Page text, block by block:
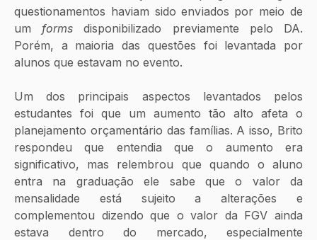
questionamentos haviam sido enviados por meio de
um forms disponibilizado previamente pelo DA.
Porém, a maioria das questões foi levantada por
alunos que estavam no evento.
Um dos principais aspectos levantados pelos
estudantes foi que um aumento tão alto afeta o
planejamento orçamentário das famílias. A isso, Brito
respondeu que entendia que o aumento era
significativo, mas relembrou que quando o aluno
entra na graduação ele sabe que o valor da
mensalidade está sujeito a alterações e
complementou dizendo que o valor da FGV ainda
estava dentro do mercado, especialmente